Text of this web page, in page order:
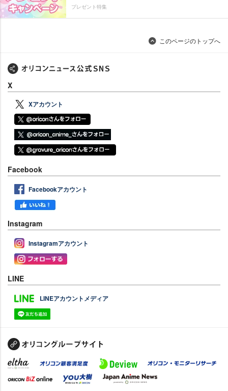
プレゼント特集
このページのトップへ
X
Xアカウント
Facebook
Facebookアカウント
Instagram
Instagramアカウント
LINE
LINEアカウントメディア